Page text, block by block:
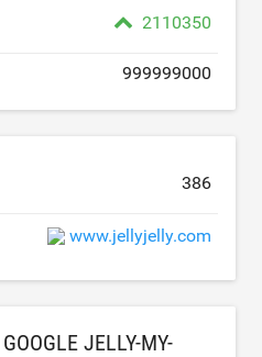
2110350
999999000
386
www.jellyjelly.com
JELLY-MY-